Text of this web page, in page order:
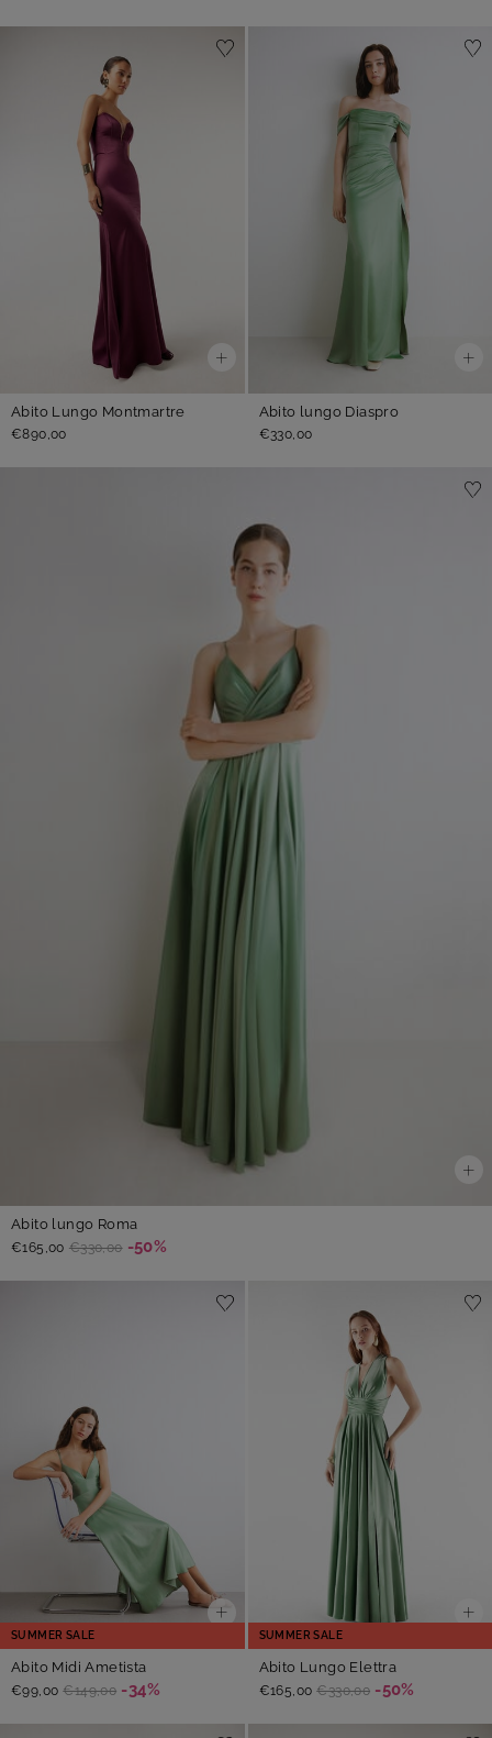
Abito Lungo Montmartre
€890,00
Abito lungo Diaspro
€330,00
Abito lungo Roma
€165,00 €330,00 -50%
SUMMER SALE
Abito Midi Ametista
€99,00 €149,00 -34%
SUMMER SALE
Abito Lungo Elettra
€165,00 €330,00 -50%